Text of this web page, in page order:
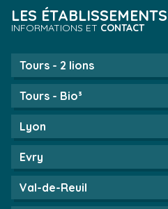
LES
INFORMATIONS ET CONTACT
Tours - 2 lions
Tours - Bio³
Lyon
Evry
Val-de-Reuil